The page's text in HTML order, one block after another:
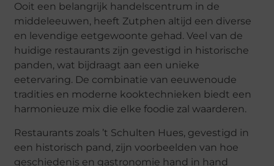
Ooit een belangrijk handelscentrum in de
middeleeuwen, heeft Zutphen altijd een diverse
en levendige eetgewoonte gehad. Veel van de
huidige restaurants zijn gevestigd in historische
panden, wat bijdraagt aan een unieke
eetervaring. De combinatie van eeuwenoude
tradities en moderne kooktechnieken biedt een
harmonieuze mix die elke foodie zal waarderen.
Restaurants zoals ’t Schulten Hues, gevestigd in
een historisch pand, zijn voorbeelden van hoe
geschiedenis en gastronomie hand in hand